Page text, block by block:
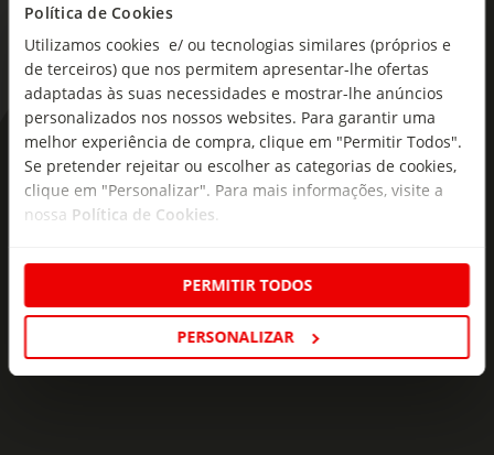
Política de Cookies
Utilizamos cookies e/ ou tecnologias similares (próprios e
de terceiros) que nos permitem apresentar-lhe ofertas
adaptadas às suas necessidades e mostrar-lhe anúncios
personalizados nos nossos websites. Para garantir uma
melhor experiência de compra, clique em "Permitir Todos".
Se pretender rejeitar ou escolher as categorias de cookies,
clique em "Personalizar". Para mais informações, visite a
nossa Política de Cookies
PERMITIR TODOS
PERSONALIZAR
As novidades mais frescas no
seu e-mail!
mail
Subscrever